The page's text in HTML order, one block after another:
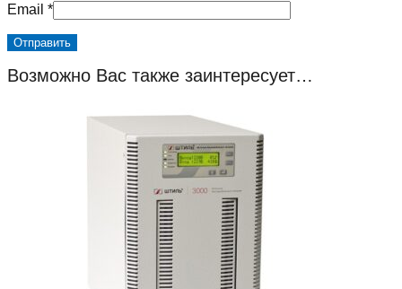
Email *
Возможно Вас также заинтересует…